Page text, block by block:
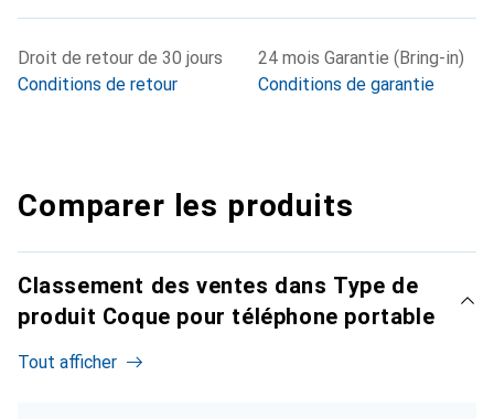
Droit de retour de 30 jours
Conditions de retour
24 mois Garantie (Bring-in)
Conditions de garantie
Comparer les produits
Classement des ventes dans Type de
produit Coque pour téléphone portable
Tout afficher